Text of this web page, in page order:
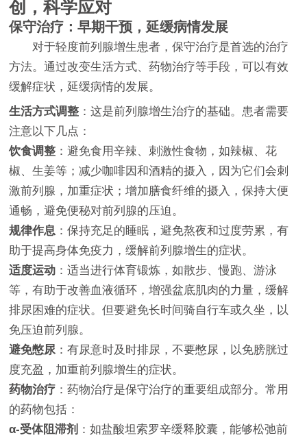
创，科学应对
保守治疗：早期干预，延缓病情发展
对于轻度前列腺增生患者，保守治疗是首选的治疗
方法。通过改变生活方式、药物治疗等手段，可以有效
缓解症状，延缓病情的发展。
生活方式调整 ：这是前列腺增生治疗的基础。患者需要
注意以下几点：
饮食调整 ：避免食用辛辣、刺激性食物，如辣椒、花
椒、生姜等；减少咖啡因和酒精的摄入，因为它们会刺
激前列腺，加重症状；增加膳食纤维的摄入，保持大便
通畅，避免便秘对前列腺的压迫。
规律作息 ：保持充足的睡眠，避免熬夜和过度劳累，有
助于提高身体免疫力，缓解前列腺增生的症状。
适度运动 ：适当进行体育锻炼，如散步、慢跑、游泳
等，有助于改善血液循环，增强盆底肌肉的力量，缓解
排尿困难的症状。但要避免长时间骑自行车或久坐，以
免压迫前列腺。
避免憋尿 ：有尿意时及时排尿，不要憋尿，以免膀胱过
度充盈，加重前列腺增生的症状。
药物治疗 ：药物治疗是保守治疗的重要组成部分。常用
的药物包括：
α-受体阻滞剂 ：如盐酸坦索罗辛缓释胶囊，能够松弛前